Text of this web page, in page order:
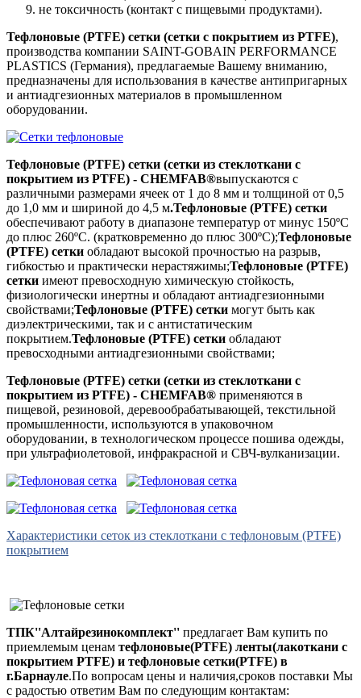
не токсичность (контакт с пищевыми продуктами).
Тефлоновые (PTFE) сетки (сетки с покрытием из PTFE),
производства компании SАINT-GOBAIN PERFORMANCE
PLASTICS (Германия), предлагаемые Вашему вниманию,
предназначены для использования в качестве антипригарных
и антиадгезионных материалов в промышленном
оборудовании.
Тефлоновые (PTFE) сетки (сетки из стеклоткани с
покрытием из PTFE) - CHEMFAB®выпускаются с
различными размерами ячеек от 1 до 8 мм и толщиной от 0,5
до 1,0 мм и шириной до 4,5 м.Тефлоновые (PTFE) сетки
обеспечивают работу в диапазоне температур от минус 150ºC
до плюс 260ºC. (кратковременно до плюс 300ºC);Тефлоновые
(PTFE) сетки обладают высокой прочностью на разрыв,
гибкостью и практически нерастяжимы;Тефлоновые (PTFE)
сетки имеют превосходную химическую стойкость,
физиологически инертны и обладают антиадгезионными
свойствами;Тефлоновые (PTFE) сетки могут быть как
диэлектрическими, так и с антистатическим
покрытием.Тефлоновые (PTFE) сетки обладают
превосходными антиадгезионными свойствами;
Тефлоновые (PTFE) сетки (сетки из стеклоткани с
покрытием из PTFE) - CHEMFAB® применяются в
пищевой, резиновой, деревообрабатывающей, текстильной
промышленности, используются в упаковочном
оборудовании, в технологическом процессе пошива одежды,
при ультрафиолетовой, инфракрасной и СВЧ-вулканизации.
Характеристики сеток из стеклоткани с тефлоновым (PTFE)
покрытием
ТПК''Алтайрезинокомплект'' предлагает Вам купить по
приемлемым ценам тефлоновые(PTFE) ленты(лакоткани с
покрытием PTFE) и тефлоновые сетки(PTFE) в
г.Барнауле.По вопросам цены и наличия,сроков поставки Мы
с радостью ответим Вам по следующим контактам: